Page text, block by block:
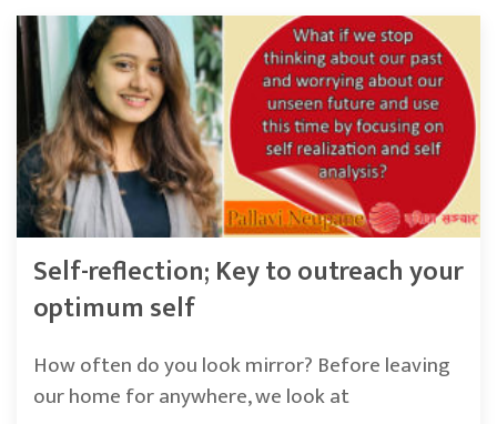
Self-reflection; Key to outreach your
optimum self
How often do you look mirror? Before leaving
our home for anywhere, we look at